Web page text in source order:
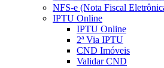
NFS-e (Nota Fiscal
IPTU Online
IPTU Online
2ª Via IPTU
CND Imóveis
Validar CND